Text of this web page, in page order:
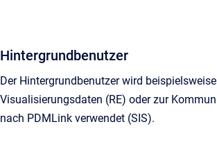
Hintergrundbenutzer
Der Hintergrundbenutzer wird
Visualisierungsdaten (RE) oder zur
nach PDMLink verwendet (SIS).